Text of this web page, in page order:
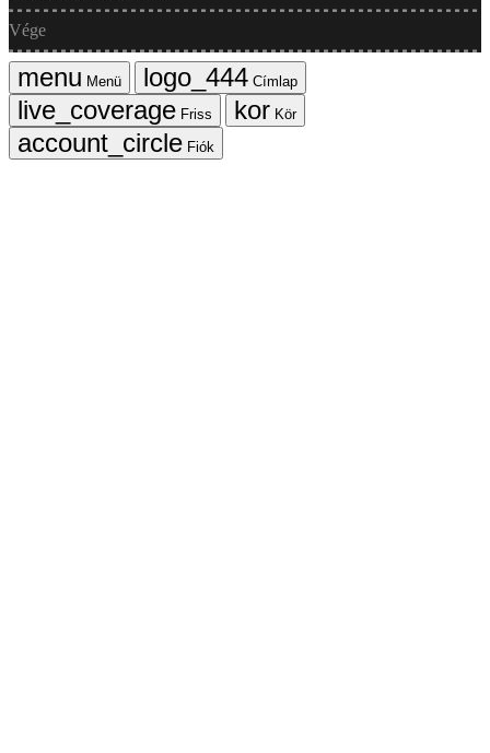
Vége
Menü
Címlap
Friss
Kör
Fiók